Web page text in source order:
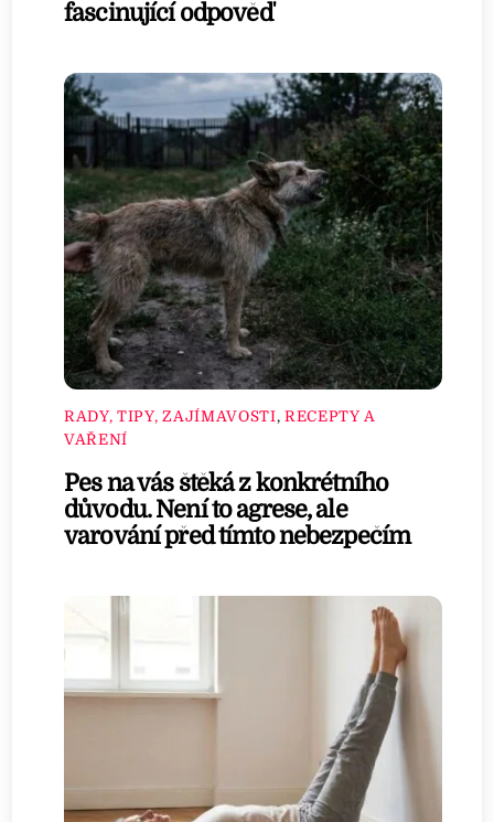
fascinující odpověď
RADY, TIPY, ZAJÍMAVOSTI, RECEPTY A
VAŘENÍ
Pes na vás štěká z konkrétního
důvodu. Není to agrese, ale
varování před tímto nebezpečím